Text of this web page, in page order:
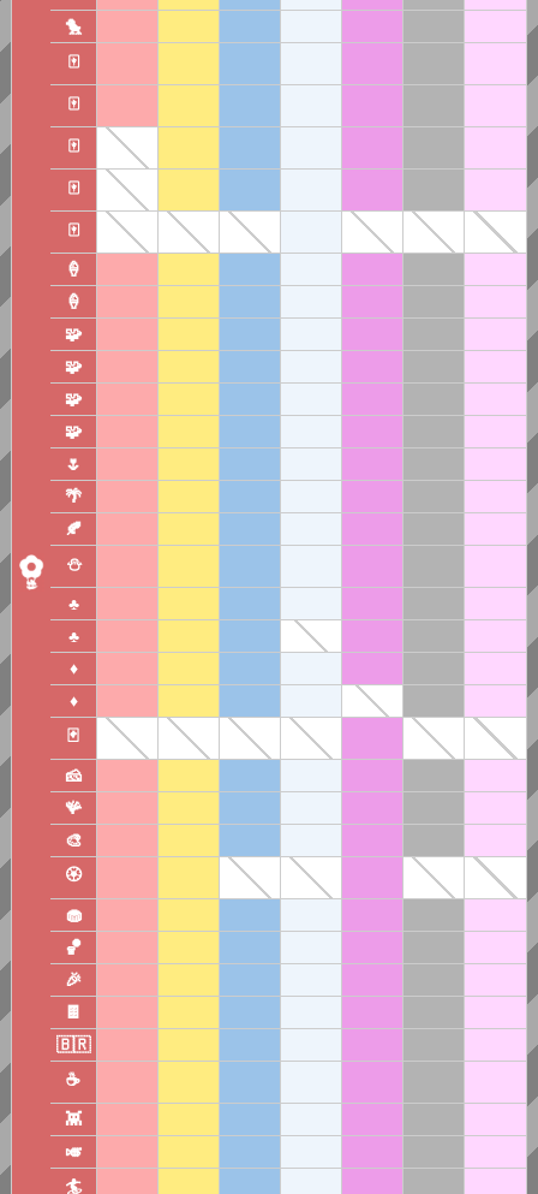
🐤
🀄
🀄
🀄
🀄
🀄
🍦
🍦
🧩
🧩
🧩
🧩
🌷
🌴
🍂
⛄
♣️
♣️
♦️
♦️
🃏
🧀
🪸
🎨
🏵️
🧁
🏀
🎉
🍫
🇧🇷️
☕️
👾
🎺
🏄